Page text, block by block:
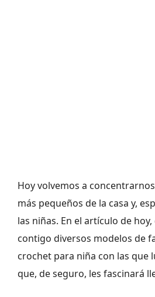
Hoy volvemos a
más pequeños de la casa y,
las niñas. En el artículo de
contigo diversos modelos de
crochet para niña con las que
que, de seguro, les fascinará